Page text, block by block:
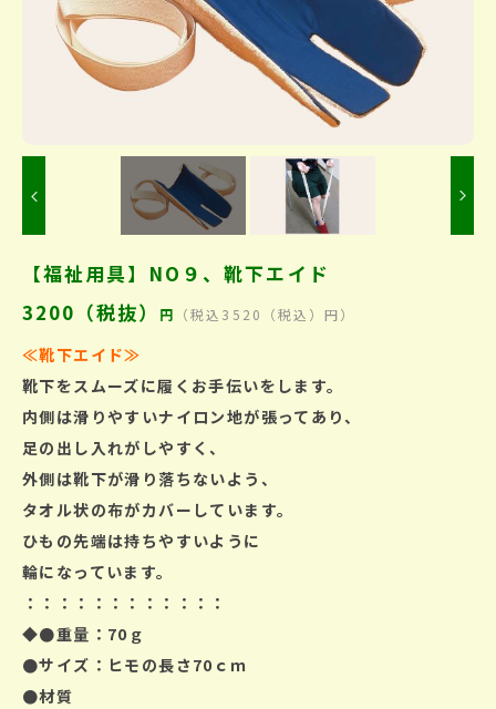
Previous
【福祉用具】NO９、靴下エイド
3200（税抜）
円 （税込3520（税込）円）
≪靴下エイド≫
靴下をスムーズに履くお手伝いをします。
内側は滑りやすいナイロン地が張ってあり、
足の出し入れがしやすく、
外側は靴下が滑り落ちないよう、
タオル状の布がカバーしています。
ひもの先端は持ちやすいように
輪になっています。
：：：：：：：：：：：：
◆●重量：70ｇ
●サイズ：ヒモの長さ70ｃｍ
●材質